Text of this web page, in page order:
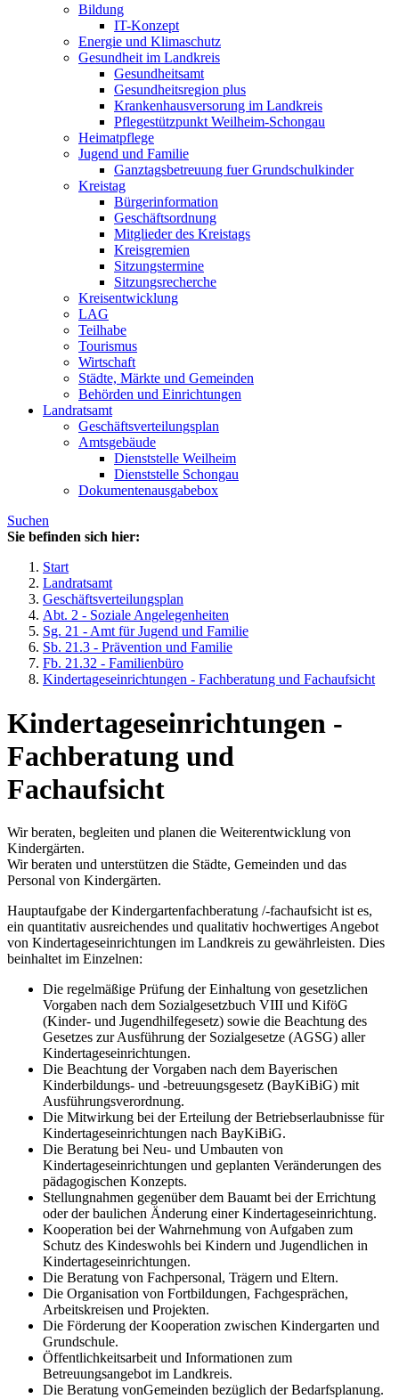
Bildung
IT-Konzept
Energie und Klimaschutz
Gesundheit im Landkreis
Gesundheitsamt
Gesundheitsregion plus
Krankenhausversorung im Landkreis
Pflegestützpunkt Weilheim-Schongau
Heimatpflege
Jugend und Familie
Ganztagsbetreuung fuer Grundschulkinder
Kreistag
Bürgerinformation
Geschäftsordnung
Mitglieder des Kreistags
Kreisgremien
Sitzungstermine
Sitzungsrecherche
Kreisentwicklung
LAG
Teilhabe
Tourismus
Wirtschaft
Städte, Märkte und Gemeinden
Behörden und Einrichtungen
Landratsamt
Geschäftsverteilungsplan
Amtsgebäude
Dienststelle Weilheim
Dienststelle Schongau
Dokumentenausgabebox
Suchen
Sie befinden sich hier:
Start
Landratsamt
Geschäftsverteilungsplan
Abt. 2 - Soziale Angelegenheiten
Sg. 21 - Amt für Jugend und Familie
Sb. 21.3 - Prävention und Familie
Fb. 21.32 - Familienbüro
Kindertageseinrichtungen - Fachberatung und Fachaufsicht
Kindertageseinrichtungen -
Fachberatung und
Fachaufsicht
Wir beraten, begleiten und planen die Weiterentwicklung von
Kindergärten.
Wir beraten und unterstützen die Städte, Gemeinden und das
Personal von Kindergärten.
Hauptaufgabe der Kindergartenfachberatung /-fachaufsicht ist es,
ein quantitativ ausreichendes und qualitativ hochwertiges Angebot
von Kindertageseinrichtungen im Landkreis zu gewährleisten. Dies
beinhaltet im Einzelnen:
Die regelmäßige Prüfung der Einhaltung von gesetzlichen
Vorgaben nach dem Sozialgesetzbuch VIII und KiföG
(Kinder- und Jugendhilfegesetz) sowie die Beachtung des
Gesetzes zur Ausführung der Sozialgesetze (AGSG) aller
Kindertageseinrichtungen.
Die Beachtung der Vorgaben nach dem Bayerischen
Kinderbildungs- und -betreuungsgesetz (BayKiBiG) mit
Ausführungsverordnung.
Die Mitwirkung bei der Erteilung der Betriebserlaubnisse für
Kindertageseinrichtungen nach BayKiBiG.
Die Beratung bei Neu- und Umbauten von
Kindertageseinrichtungen und geplanten Veränderungen des
pädagogischen Konzepts.
Stellungnahmen gegenüber dem Bauamt bei der Errichtung
oder der baulichen Änderung einer Kindertageseinrichtung.
Kooperation bei der Wahrnehmung von Aufgaben zum
Schutz des Kindeswohls bei Kindern und Jugendlichen in
Kindertageseinrichtungen.
Die Beratung von Fachpersonal, Trägern und Eltern.
Die Organisation von Fortbildungen, Fachgesprächen,
Arbeitskreisen und Projekten.
Die Förderung der Kooperation zwischen Kindergarten und
Grundschule.
Öffentlichkeitsarbeit und Informationen zum
Betreuungsangebot im Landkreis.
Die Beratung vonGemeinden bezüglich der Bedarfsplanung.